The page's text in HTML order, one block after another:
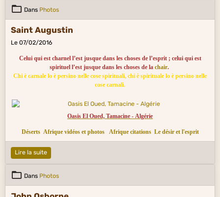
Dans Photos
Saint Augustin
Le 07/02/2016
Celui qui est charnel l’est jusque dans les choses de l’esprit ; celui qui est
spirituel l’est jusque dans les choses de la chair.
Chi è carnale lo è persino nelle cose spirituali, chi è spirituale lo è persino nelle
cose carnali.
Oasis El Oued, Tamacine - Algérie
Déserts Afrique vidéos et photos Afrique citations Le désir et l'esprit
Lire la suite
Dans Photos